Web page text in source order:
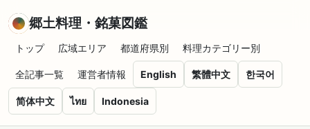
郷土料理・銘菓図鑑
トップ 広域エリア 都道府県別 料理カテゴリー別
全記事一覧 運営者情報 English 繁體中文 한국어
简体中文 ไทย Indonesia